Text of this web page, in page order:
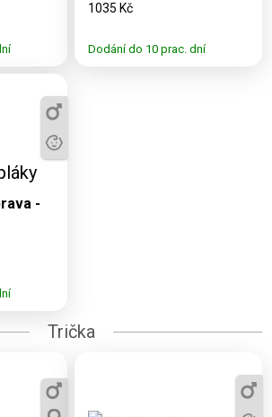
1035 Kč
Dodání do 10 prac. dní
-
Trička